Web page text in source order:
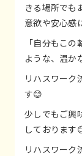
きる場所でも
意欲や安心感
「自分もこ
ような、温か
リハスワーク
す😊
少しでもご興
しております
リハスワーク